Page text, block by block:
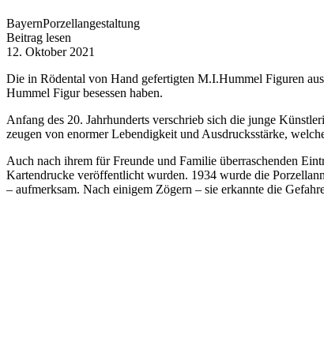
BayernPorzellangestaltung
Beitrag lesen
12. Oktober 2021
Die in Rödental von Hand gefertigten M.I.Hummel Figuren
Hummel Figur besessen haben.
Anfang des 20. Jahrhunderts verschrieb sich die junge
zeugen von enormer Lebendigkeit und Ausdrucksstärke,
Auch nach ihrem für Freunde und Familie überraschenden
Kartendrucke veröffentlicht wurden. 1934 wurde die
– aufmerksam. Nach einigem Zögern – sie erkannte die